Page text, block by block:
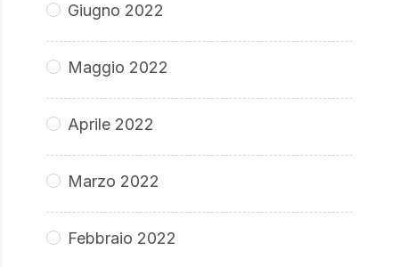
Giugno 2022
Maggio 2022
Aprile 2022
Marzo 2022
Febbraio 2022